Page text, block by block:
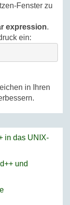
Fenster zu
expression.
ein:
in Ihren
in das UNIX-
und